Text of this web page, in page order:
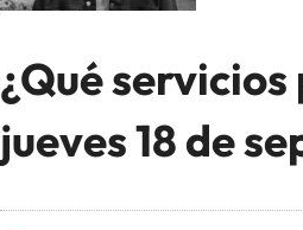
¿Qué
jueves 18 de